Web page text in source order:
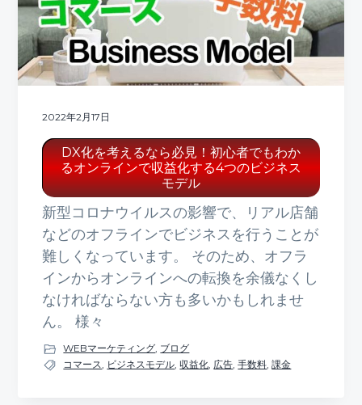
2022年2月17日
DX化を考えるなら必見！初心者でもわか
るオンラインで収益化する4つのビジネス
モデル
新型コロナウイルスの影響で、リアル店舗
などのオフラインでビジネスを行うことが
難しくなっています。 そのため、オフラ
インからオンラインへの転換を余儀なくし
なければならない方も多いかもしれませ
ん。 様々
WEBマーケティング, ブログ
コマース, ビジネスモデル,収益化, 広告,手数料,課金